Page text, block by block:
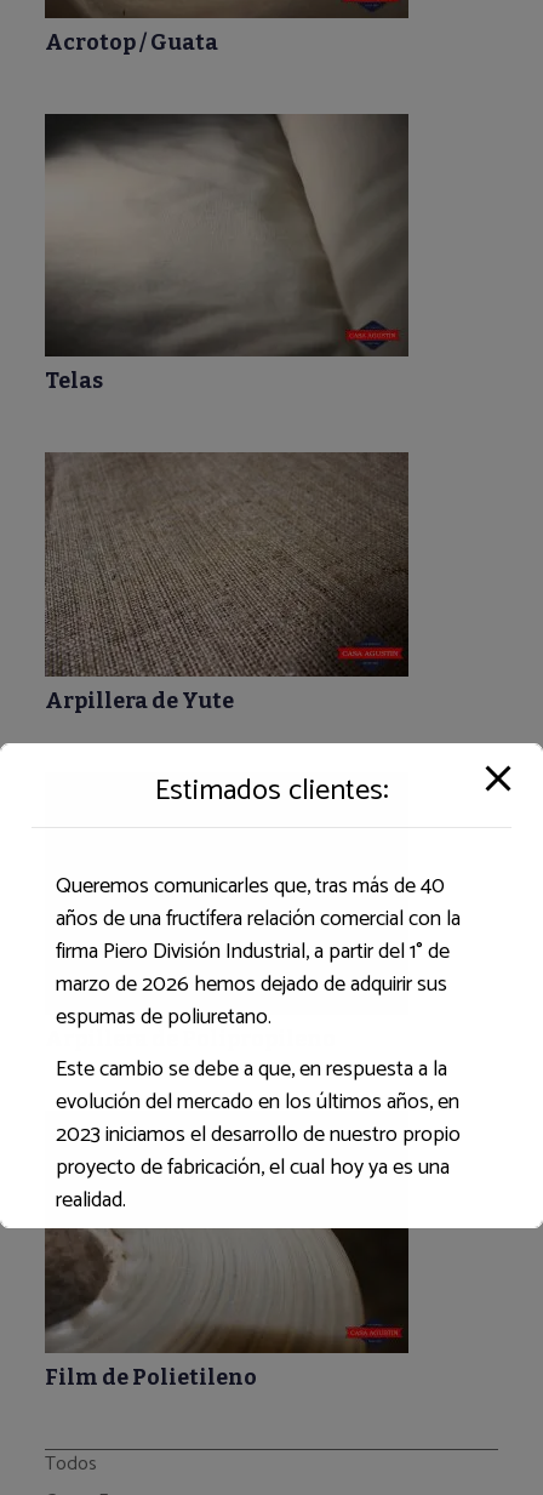
Acrotop / Guata
Telas
Arpillera de Yute
Film de Polietileno
Todos
Estimados clientes:
Queremos comunicarles que, tras más de 40
años de una fructífera relación comercial con la
firma Piero División Industrial, a partir del 1° de
marzo de 2026 hemos dejado de adquirir sus
espumas de poliuretano.
Este cambio se debe a que, en respuesta a la
evolución del mercado en los últimos años, en
2023 iniciamos el desarrollo de nuestro propio
proyecto de fabricación, el cual hoy ya es una
realidad.
Para ello hemos implementado un proceso de
fabricación totalmente automatizado, con
materias primas de primera calidad y condiciones
de producción controladas, que nos permiten
garantizar altos estándares en nuestros
A partir de ahora, estaremos ofreciendo a